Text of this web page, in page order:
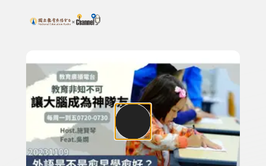
上方功能區塊
搜尋關鍵字：可輸入節目名稱、主持人或關鍵字